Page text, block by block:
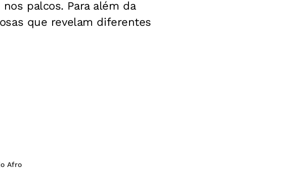
palcos. Para além da
que revelam diferentes
Afro